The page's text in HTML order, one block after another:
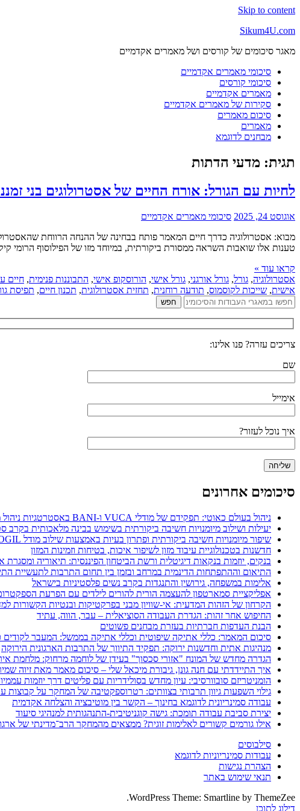
Skip to content
Sikum4U.com
מאגר סיכומים של קורסים ושל מאמרים אקדמיים
סיכומי מאמרים אקדמיים
סיכומי קורסים
מאמרים אקדמיים
סקירות של מאמרים אקדמיים
סיכום מאמרים
מאמרים
מבחנים לדוגמא
תגית: מדעי הדתות
לחיות עם הגורל: אורח החיים של אסטרולוגים בני
אוגוסט 24, 2025
סיכומי מאמרים אקדמיים
מבוא: אסטרולוגיה כדרך חיים המאמר פותח בבחינה של ההנחה הרווחת
טענות אלו שואבות השראה ממסורת ביקורתית, במיוחד מזו של הפילוסוף הרומי
קראו עוד »
אסטרולוגיה, גורל, גורל אורגני, גורל אישי, הורוסקופ אישי, התבוננות פנימית, חיים
אישית, שייכות לקוסמוס, תודעה רוחנית, תחזית אסטרולוגית, תכנון חיים, תפיסת
צריכים עזרה? פנו אלינו:
שם
אימייל
איך נוכל לעזור?
סיכומים אחרונים
ניהול בעולם כאוטי: תפקידם של מודלי VUCA ו-BANI באסטרטגיות ניהול משאבי אנוש
יעילות ושילוב מיומנויות חשיבה ביקורתית בשימוש בבינה מלאכותית בקרב
שיפור מיומנויות חשיבה ביקורתית ופתרון בעיות באמצעות שילוב מודל POGIL עם מפת חשיבה דיגיטלית
חדשנות בטכנולוגיית עיבוד מזון לשיפור איכות, בטיחות וזמינות המזון
בנקים, יוזמות בנקאות דיגיטלית ורשת הביטחון הפיננסית: תיאוריה ומסגרת
התיאום וההתפתחות הדינמית במרחב ובזמן בין תחום התרבות לתעשיית
אלימות במשפחה, גירושין והתנגדות בקרב נשים פלסטיניות בישראל
אפליקציית סמארטפון להעצמה הורית להורים לילדים עם הפרעת
הקרחון של הזהות המדעית: אי-שוויון מבני בפרקטיקות ובנטיות הקשורות
החיפוש אחר זהות: הגדרת העבודה הסוציאלית – עבר, הווה, עתיד
הבנת העדפות חברתיות בעזרת מבחנים פשוטים
סיכום המאמר: כללי אתיקה שיפוטית וכללי אתיקה בממשל: המעבר לקודים
מנהיגות אתית וחדשנות ירוקה: תפקיד התיווך של התרבות הארגונית הירוקה
הגדרה מחדש של המונח "אזורי סכסוך" בעידן של לוחמה מרחוק: מלחמת איראן 2025–2026 כמקרה
איך התיידדתי עם חנה גונן, גיבורת מיכאל שלי – סיכום מאמר מאת זיוה
הומניטריזם סובוורסיבי: עיון מחדש בסולידריות עם פליטים דרך יוזמות
גילוי השפעות גיוון תרבותי בצוותים: רטרוספקטיבה של המחקר על קבוצות
עבודה סמינריונית לדוגמא בחינוך – הקשר בין מוטיבציה והצלחה אקדמית
יצירת סביבת עבודה תומכת: גישה קוגניטיבית-התנהגותית למנהיגי סיעוד
אילו גורמים קשורים לאלימות זוגית? ממצאים מהמחקר הרב־מדינתי של
סילבוסים
עבודות סמינריוניות לדוגמא
הצהרת נגישות
תנאי שימוש באתר
WordPress Theme: Smartline by ThemeZee.
דילוג לתוכן